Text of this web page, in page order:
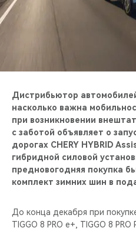
ВИДЕООБЗОРЫ
CHERY ДЛЯ ДЕТЕЙ
Дистрибьютор
насколько важна
при возникновении
с заботой объявляет о
дорогах CHERY HYBRID
гибридной силовой
предновогодняя покупка
комплект зимних шин в
До конца декабря при
TIGGO 8 PRO e+, TIGGO 8 PRO